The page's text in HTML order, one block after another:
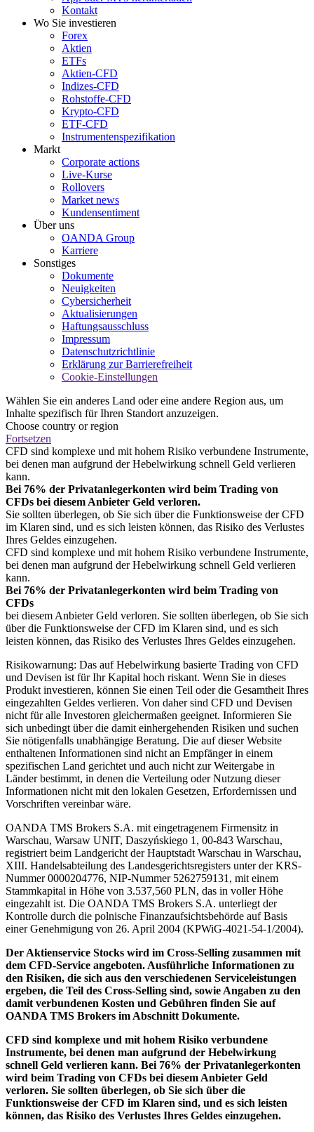
Kontakt
Wo Sie investieren
Forex
Aktien
ETFs
Aktien-CFD
Indizes-CFD
Rohstoffe-CFD
Krypto-CFD
ETF-CFD
Instrumentenspezifikation
Markt
Corporate actions
Live-Kurse
Rollovers
Market news
Kundensentiment
Über uns
OANDA Group
Karriere
Sonstiges
Dokumente
Neuigkeiten
Cybersicherheit
Aktualisierungen
Haftungsausschluss
Impressum
Datenschutzrichtlinie
Erklärung zur Barrierefreiheit
Cookie-Einstellungen
Wählen Sie ein anderes Land oder eine andere Region aus, um
Inhalte spezifisch für Ihren Standort anzuzeigen.
Choose country or region
Fortsetzen
CFD sind komplexe und mit hohem Risiko verbundene Instrumente,
bei denen man aufgrund der Hebelwirkung schnell Geld verlieren
kann.
Bei 76% der Privatanlegerkonten wird beim Trading von
CFDs bei diesem Anbieter Geld verloren.
Sie sollten überlegen, ob Sie sich über die Funktionsweise der CFD
im Klaren sind, und es sich leisten können, das Risiko des Verlustes
Ihres Geldes einzugehen.
CFD sind komplexe und mit hohem Risiko verbundene Instrumente,
bei denen man aufgrund der Hebelwirkung schnell Geld verlieren
kann.
Bei 76% der Privatanlegerkonten wird beim Trading von
CFDs
bei diesem Anbieter Geld verloren. Sie sollten überlegen, ob Sie sich
über die Funktionsweise der CFD im Klaren sind, und es sich
leisten können, das Risiko des Verlustes Ihres Geldes einzugehen.
Risikowarnung: Das auf Hebelwirkung basierte Trading von CFD
und Devisen ist für Ihr Kapital hoch riskant. Wenn Sie in dieses
Produkt investieren, können Sie einen Teil oder die Gesamtheit Ihres
eingezahlten Geldes verlieren. Von daher sind CFD und Devisen
nicht für alle Investoren gleichermaßen geeignet. Informieren Sie
sich unbedingt über die damit einhergehenden Risiken und suchen
Sie nötigenfalls unabhängige Beratung. Die auf dieser Website
enthaltenen Informationen sind nicht an Empfänger in einem
spezifischen Land gerichtet und auch nicht zur Weitergabe in
Länder bestimmt, in denen die Verteilung oder Nutzung dieser
Informationen nicht mit den lokalen Gesetzen, Erfordernissen und
Vorschriften vereinbar wäre.
OANDA TMS Brokers S.A. mit eingetragenem Firmensitz in
Warschau, Warsaw UNIT, Daszyńskiego 1, 00-843 Warschau,
registriert beim Landgericht der Hauptstadt Warschau in Warschau,
XIII. Handelsabteilung des Landesgerichtsregisters unter der KRS-
Nummer 0000204776, NIP-Nummer 5262759131, mit einem
Stammkapital in Höhe von 3.537,560 PLN, das in voller Höhe
eingezahlt ist. Die OANDA TMS Brokers S.A. unterliegt der
Kontrolle durch die polnische Finanzaufsichtsbehörde auf Basis
einer Genehmigung von 26. April 2004 (KPWiG-4021-54-1/2004).
Der Aktienservice Stocks wird im Cross-Selling zusammen mit
dem CFD-Service angeboten. Ausführliche Informationen zu
den Risiken, die sich aus den verschiedenen Serviceleistungen
ergeben, die Teil des Cross-Selling sind, sowie Angaben zu den
damit verbundenen Kosten und Gebühren finden Sie auf
OANDA TMS Brokers im Abschnitt Dokumente.
CFD sind komplexe und mit hohem Risiko verbundene
Instrumente, bei denen man aufgrund der Hebelwirkung
schnell Geld verlieren kann. Bei 76% der Privatanlegerkonten
wird beim Trading von CFDs bei diesem Anbieter Geld
verloren. Sie sollten überlegen, ob Sie sich über die
Funktionsweise der CFD im Klaren sind, und es sich leisten
können, das Risiko des Verlustes Ihres Geldes einzugehen.